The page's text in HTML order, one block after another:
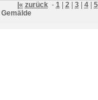
|« zurück- 1| 2| 3| 4| 5
Gemälde